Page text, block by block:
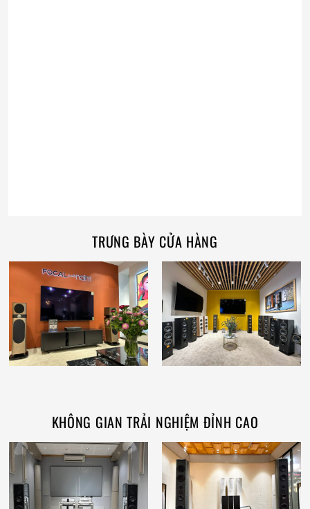
TRƯNG BÀY CỬA HÀNG
KHÔNG GIAN TRẢI NGHIỆM ĐỈNH CAO